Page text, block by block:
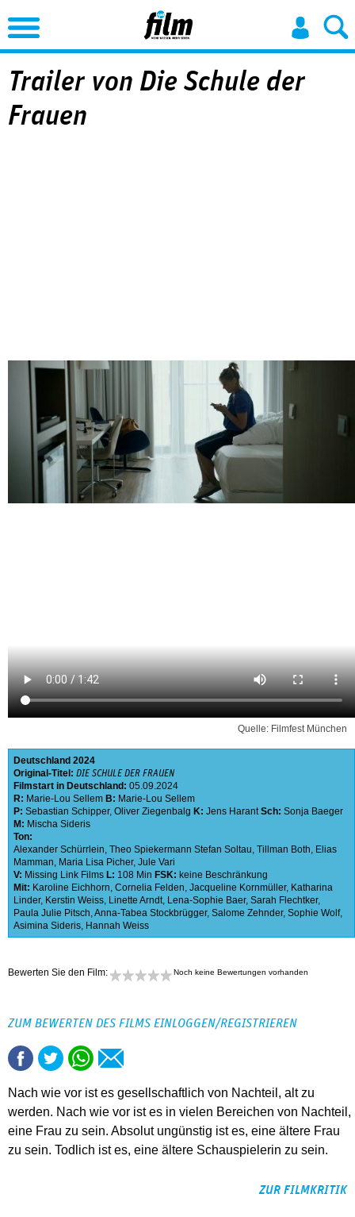
Jump to Navigation
Trailer von Die Schule der
Frauen
Quelle: Filmfest München
Deutschland 2024
Original-Titel: DIE SCHULE DER FRAUEN
Filmstart in Deutschland: 05.09.2024
R: Marie-Lou Sellem B: Marie-Lou Sellem
P: Sebastian Schipper, Oliver Ziegenbalg K: Jens Harant Sch: Sonja Baeger
M: Mischa Sideris
Ton:
Alexander Schürrlein, Theo Spiekermann Stefan Soltau, Tillman Both, Elias
Mamman, Maria Lisa Picher, Jule Vari
V: Missing Link Films L: 108 Min FSK: keine Beschränkung
Mit: Karoline Eichhorn, Cornelia Felden, Jacqueline Kornmüller, Katharina
Linder, Kerstin Weiss, Linette Arndt, Lena-Sophie Baer, Sarah Flechtker,
Paula Julie Pitsch,Anna-Tabea Stockbrügger, Salome Zehnder, Sophie Wolf,
Asimina Sideris, Hannah Weiss
Bewerten Sie den Film: Noch keine Bewertungen vorhanden
ZUM BEWERTEN DES FILMS EINLOGGEN/REGISTRIEREN
Nach wie vor ist es gesellschaftlich von Nachteil, alt zu
werden. Nach wie vor ist es in vielen Bereichen von Nachteil,
eine Frau zu sein. Absolut ungünstig ist es, eine ältere Frau
zu sein. Todlich ist es, eine ältere Schauspielerin zu sein.
ZUR FILMKRITIK